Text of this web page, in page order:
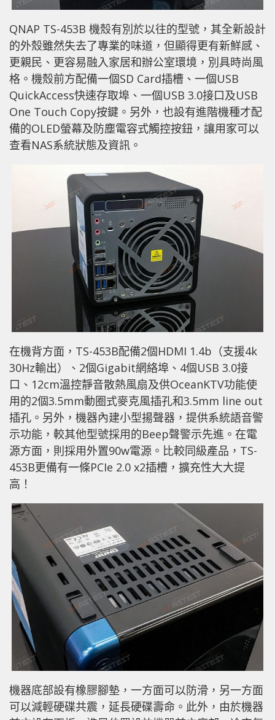
QNAP TS-453B 機殼有別於以往的型號，其全新設計
的外殼雖然失去了專業的味道，但顯得更有新鮮感、
更親民、更容易融入家居和辦公室環境，別具時尚風
格。機殼前方配備一個SD Card插槽、一個USB
QuickAccess快速存取埠、一個USB 3.0接口及USB
One Touch Copy按鍵。另外，也設有進階機種才配
備的OLED螢幕及防塵電容式觸控按鈕，讓用家可以
查看NAS系統狀態及資訊。
在機背方面，TS-453B配備2個HDMI 1.4b（支援4k
30Hz輸出）、2個Gigabit網絡埠、4個USB 3.0接
口、12cm溫控靜音散熱風扇及供OceanKTV功能使
用的2個3.5mm動圈式麥克風插孔和3.5mm line out
插孔。另外，機器內建小型揚聲器，提供系統語音警
示功能，較其他型號採用的Beep聲警示先進。在電
源方面，則採用外置90w電源。比較同級產品，TS-
453B更備有一條PCIe 2.0 x2插槽，擴充性大大提
高！
機器底部設有橡膠腳墊，一方面可以防滑，另一方面
可以減輕硬碟共震，延長硬碟壽命。此外，由於機器